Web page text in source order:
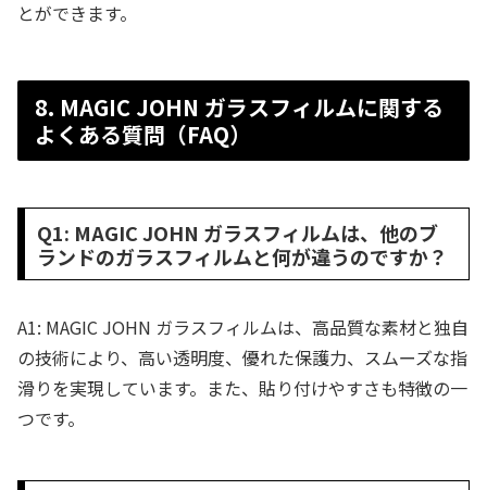
とができます。
8. MAGIC JOHN ガラスフィルムに関する
よくある質問（FAQ）
Q1: MAGIC JOHN ガラスフィルムは、他のブ
ランドのガラスフィルムと何が違うのですか？
A1: MAGIC JOHN ガラスフィルムは、高品質な素材と独自
の技術により、高い透明度、優れた保護力、スムーズな指
滑りを実現しています。また、貼り付けやすさも特徴の一
つです。